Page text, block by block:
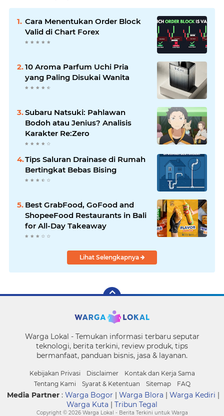
Cara Menentukan Order Block
Valid di Chart Forex
10 Aroma Parfum Uchi Pria
yang Paling Disukai Wanita
Subaru Natsuki: Pahlawan
Bodoh atau Jenius? Analisis
Karakter Re:Zero
Tips Saluran Drainase di Rumah
Bertingkat Bebas Bising
Best GrabFood, GoFood and
ShopeeFood Restaurants in Bali
for All-Day Takeaway
Lihat Selengkapnya
Warga Lokal - Temukan informasi terbaru seputar
teknologi, berita terkini, review produk, tips
bermanfaat, panduan bisnis, jasa & layanan.
Kebijakan Privasi Disclaimer
Kontak dan Kerja Sama
Tentang Kami
Syarat & Ketentuan Sitemap FAQ
Media Partner: Warga Bogor | Warga Blora | Warga Kediri |
Warga Kuta | Tribun Tegal
Copyright © 2026 Warga Lokal - Berita Terkini untuk Warga